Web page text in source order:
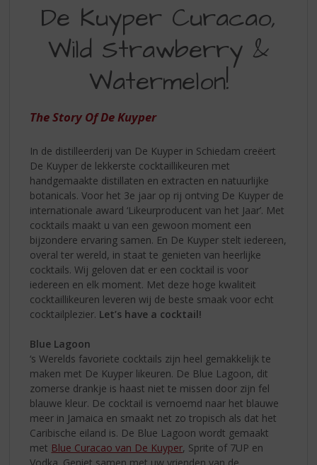
ZOMERMIX
MET
KUYPER
WILD
STRAWBERRY
WATERMELON
De Kuyper Curacao,
Wild Strawberry &
Watermelon!
The Story Of De Kuyper
In de distilleerderij van De Kuyper in Schiedam creëert
De Kuyper de lekkerste cocktaillikeuren met
handgemaakte distillaten en extracten en natuurlijke
botanicals. Voor het 3e jaar op rij ontving De Kuyper de
internationale award ‘Likeurproducent van het Jaar’. Met
cocktails maakt u van een gewoon moment een
bijzondere ervaring samen. En De Kuyper stelt iedereen,
overal ter wereld, in staat te genieten van heerlijke
cocktails. Wij geloven dat er een cocktail is voor
iedereen en elk moment. Met deze hoge kwaliteit
cocktaillikeuren leveren wij de beste smaak voor echt
cocktailplezier. Let’s have a cocktail!
Blue Lagoon
‘s Werelds favoriete cocktails zijn heel gemakkelijk te
maken met De Kuyper likeuren. De Blue Lagoon, dit
zomerse drankje is haast niet te missen door zijn fel
blauwe kleur. De cocktail is vernoemd naar het blauwe
meer in Jamaica en smaakt net zo tropisch als dat het
Caribische eiland is. De Blue Lagoon wordt gemaakt
met Blue Curacao van De Kuyper, Sprite of 7UP en